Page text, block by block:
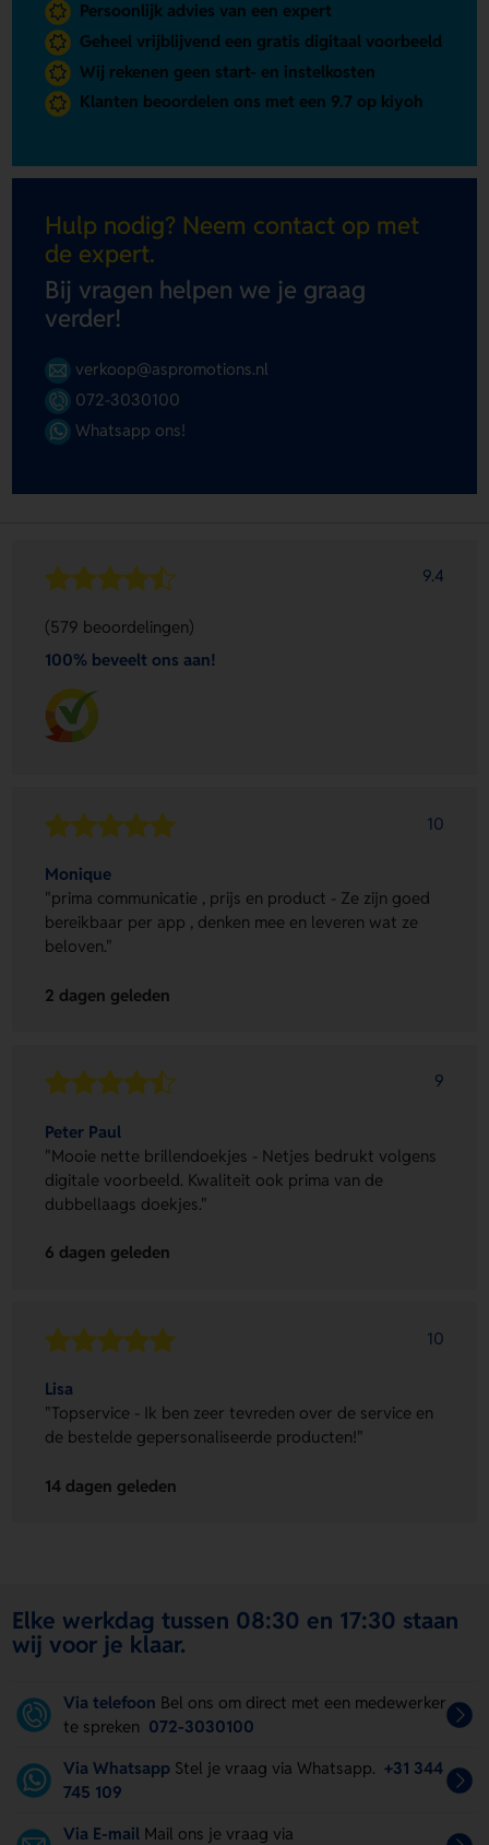
Persoonlijk advies van een expert
Geheel vrijblijvend een gratis digitaal voorbeeld
Wij rekenen geen start- en instelkosten
Klanten beoordelen ons met een 9.7 op kiyoh
Hulp nodig? Neem contact op met
de expert.
Bij vragen helpen we je graag
verder!
verkoop@aspromotions.nl
072-3030100
Whatsapp ons!
9.4
(579 beoordelingen)
100% beveelt ons aan!
10
Monique
"prima communicatie , prijs en product - Ze zijn goed
bereikbaar per app , denken mee en leveren wat ze
beloven."
2 dagen geleden
9
Peter Paul
"Mooie nette brillendoekjes - Netjes bedrukt volgens
digitale voorbeeld. Kwaliteit ook prima van de
dubbellaags doekjes."
6 dagen geleden
10
Lisa
"Topservice - Ik ben zeer tevreden over de service en
de bestelde gepersonaliseerde producten!"
14 dagen geleden
Elke werkdag tussen 08:30 en 17:30 staan
wij voor je klaar.
Via telefoon Bel ons om direct met een medewerker
te spreken 072-3030100
Via Whatsapp Stel je vraag via Whatsapp. +31 344
745 109
Via E-mail Mail ons je vraag via